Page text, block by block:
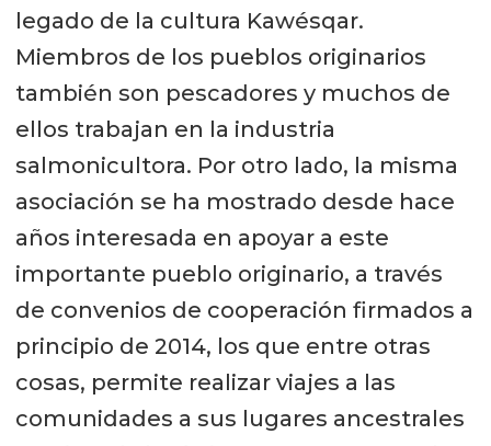
legado de la cultura Kawésqar.
Miembros de los pueblos originarios
también son pescadores y muchos de
ellos trabajan en la industria
salmonicultora. Por otro lado, la misma
asociación se ha mostrado desde hace
años interesada en apoyar a este
importante pueblo originario, a través
de convenios de cooperación firmados a
principio de 2014, los que entre otras
cosas, permite realizar viajes a las
comunidades a sus lugares ancestrales